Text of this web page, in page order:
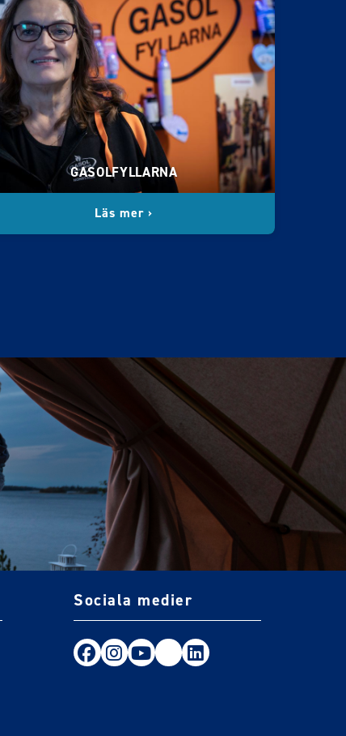
GASOLFYLLARNA
Läs mer ›
Sociala medier
Följ oss på Facebook
Följ oss på Instagram
Följ oss på Youtube
TikTokLinkedIn